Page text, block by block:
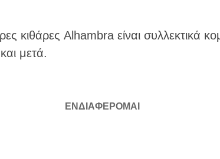
κιθάρες Alhambra είναι συλλεκτικά
μετά.
ΕΝΔΙΑΦΕΡΟΜΑΙ